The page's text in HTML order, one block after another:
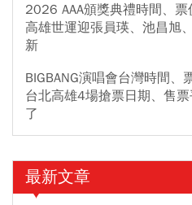
2026 AAA頒獎典禮時間、票
高雄世運迎張員瑛、池昌旭
新
BIGBANG演唱會台灣時間
台北高雄4場搶票日期、售
了
最新文章